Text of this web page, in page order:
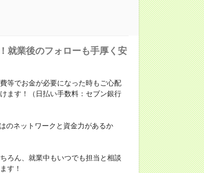
就業後のフォローも手厚く安
等でお金が必要になった時もご心配
ます！（日払い手数料：セブン銀行
ネットワークと資金力があるか
ろん、就業中もいつでも担当と相談
す！